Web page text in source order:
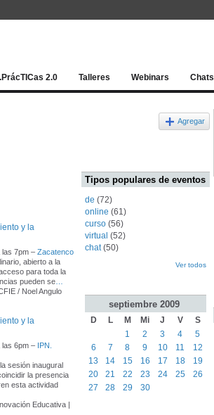
2.0 Talleres Webinars Chats
Agregar
y la
las 7pm – Zacatenco
abierto a la
para toda la
pueden se
/ Noel Angulo
y la
las 6pm – IPN.
sesión inaugural
la presencia
esta actividad
Educativa |
Tipos populares de eventos
de (72)
online (61)
curso (56)
virtual (52)
chat(50)
Ver todos
septiembre 2009
D L M Mi J V
S
1
2 3 4
5
6
7 8 9 10 11
12
13
14 15 16 17 18
19
20
21 22 23 24 25
26
27
28 29 30